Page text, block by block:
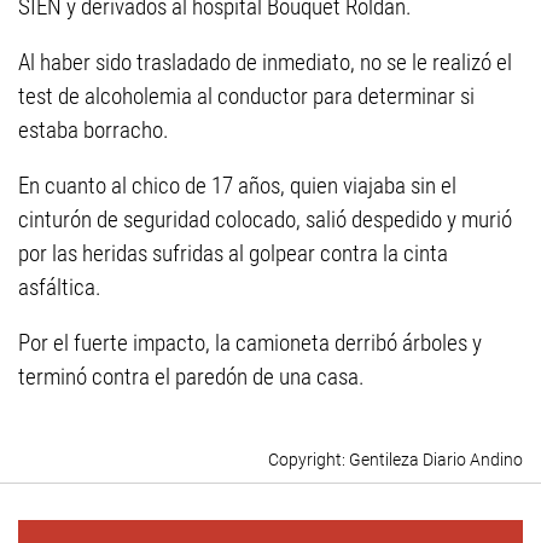
SIEN y derivados al hospital Bouquet Roldán.
Al haber sido trasladado de inmediato, no se le realizó el
test de alcoholemia al conductor para determinar si
estaba borracho.
En cuanto al chico de 17 años, quien viajaba sin el
cinturón de seguridad colocado, salió despedido y murió
por las heridas sufridas al golpear contra la cinta
asfáltica.
Por el fuerte impacto, la camioneta derribó árboles y
terminó contra el paredón de una casa.
Gentileza Diario Andino